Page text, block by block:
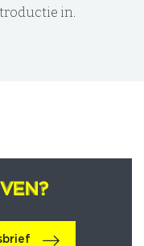
in.